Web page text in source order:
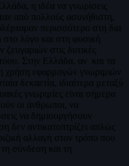
η ιδέα να γνωρίσεις
από πολλούς ασυνήθιστη,
περισσότερο στη δια
στο λόγο και στη φυσική
στις δυτικές
Στην Ελλάδα, αν και τα
η χρήση εφαρμογών γνωριμιών
δεκαετία, ιδιαίτερα μεταξύ
γνωριμίες είναι σήμερα
οι άνθρωποι, να
να δημιουργήσουν
δεν αντικατοπτρίζει απλώς
αλλαγή στον τρόπο που
σύνδεση και τη